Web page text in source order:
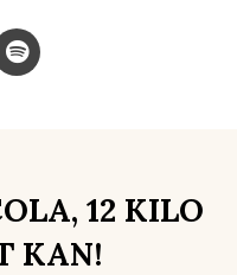
12 KILO
KAN!